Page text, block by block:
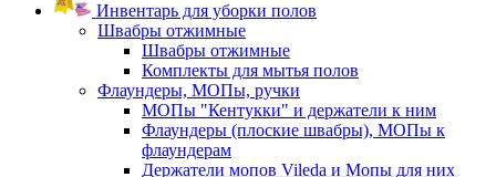
Инвентарь для уборки полов
Швабры отжимные
Швабры отжимные
Комплекты для мытья полов
Флаундеры, МОПы, ручки
МОПы "Кентукки" и держатели к ним
Флаундеры (плоские швабры), МОПы к
флаундерам
Держатели мопов Vileda и Мопы для них